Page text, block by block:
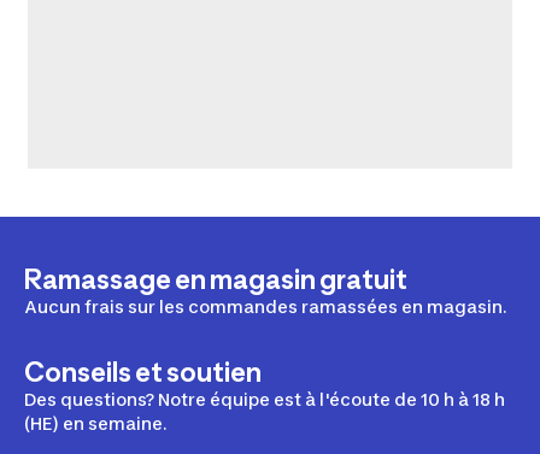
Ramassage en magasin gratuit
Aucun frais sur les commandes ramassées en magasin.
Conseils et soutien
Des questions? Notre équipe est à l'écoute de 10 h à 18 h
(HE) en semaine.